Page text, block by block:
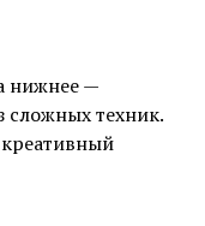
нижнее —
сложных техник.